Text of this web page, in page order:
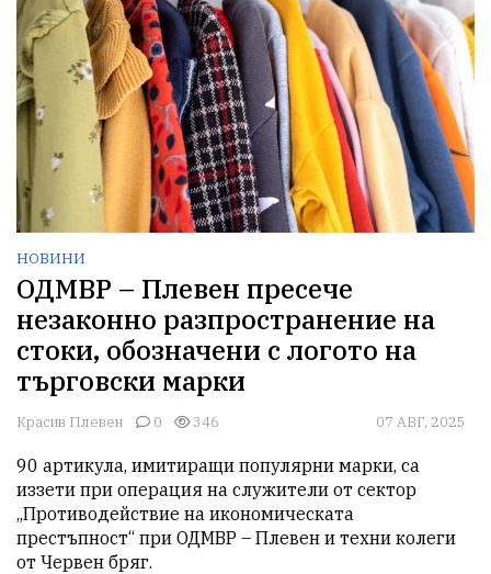
НОВИНИ
ОДМВР – Плевен пресече
незаконно разпространение на
стоки, обозначени с логото на
търговски марки
Красив Плевен 0 346 07 АВГ, 2025
90 артикула, имитиращи популярни марки, са
иззети при операция на служители от сектор
„Противодействие на икономическата
престъпност“ при ОДМВР – Плевен и техни колеги
от Червен бряг.